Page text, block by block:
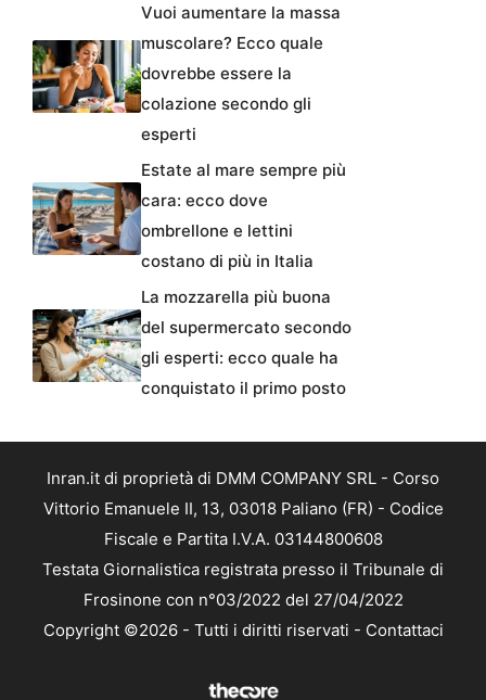
Vuoi aumentare la massa
muscolare? Ecco quale
dovrebbe essere la
colazione secondo gli
esperti
Estate al mare sempre più
cara: ecco dove
ombrellone e lettini
costano di più in Italia
La mozzarella più buona
del supermercato secondo
gli esperti: ecco quale ha
conquistato il primo posto
Inran.it di proprietà di DMM COMPANY SRL - Corso
Vittorio Emanuele II, 13, 03018 Paliano (FR) - Codice
Fiscale e Partita I.V.A. 03144800608
Testata Giornalistica registrata presso il Tribunale di
Frosinone con n°03/2022 del 27/04/2022
Copyright ©2026 - Tutti i diritti riservati - Contattaci